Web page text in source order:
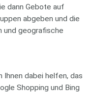
dann Gebote auf
abgeben und die
und geografische
Ihnen dabei helfen, das
Shopping und Bing